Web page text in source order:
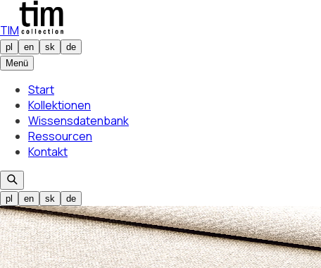
TIM
pl en sk
de
Menü
Start
Kollektionen
Wissensdatenbank
Ressourcen
Kontakt
pl en sk de
Gewählte Farbe
Foxy 01
01